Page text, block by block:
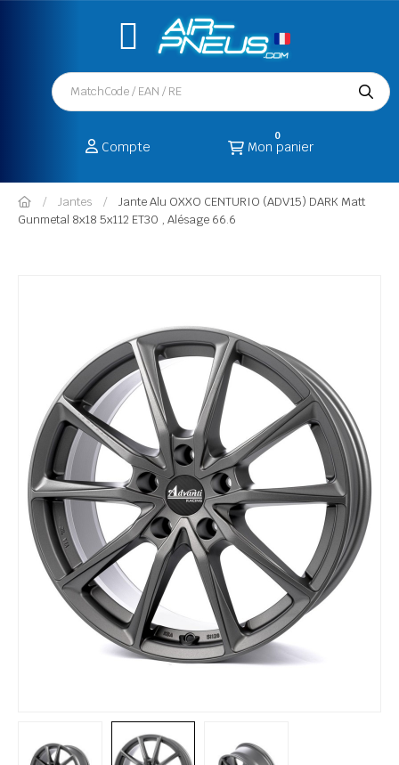
Compte Mon panier
0
Jantes
Jante Alu OXXO CENTURIO (ADV15) DARK Matt
Gunmetal 8x18 5x112 ET30 , Alésage 66.6